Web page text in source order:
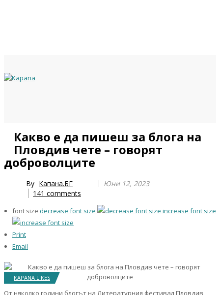
Какво е да пишеш за блога на
Пловдив чете – говорят
доброволците
By Капана.БГ
Юни 12, 2023
141 comments
font size decrease font size increase font size
Print
Email
KAPANA LIKES
От няколко години блогът на Литературния фестивал Пловдив
Year
Month
Year
Month